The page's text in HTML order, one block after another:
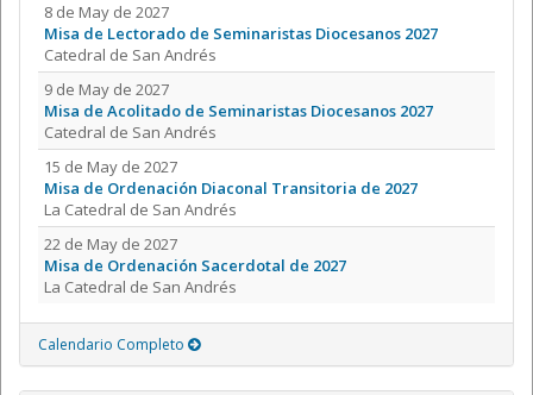
8 de May de 2027
Misa de Lectorado de Seminaristas Diocesanos 2027
Catedral de San Andrés
9 de May de 2027
Misa de Acolitado de Seminaristas Diocesanos 2027
Catedral de San Andrés
15 de May de 2027
Misa de Ordenación Diaconal Transitoria de 2027
La Catedral de San Andrés
22 de May de 2027
Misa de Ordenación Sacerdotal de 2027
La Catedral de San Andrés
Calendario Completo